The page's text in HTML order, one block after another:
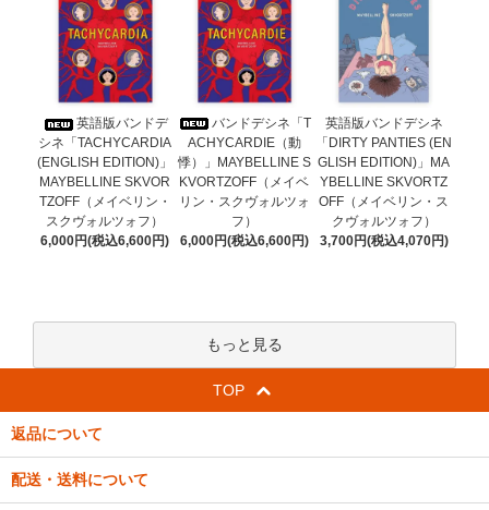
英語版バンドデ
シネ「TACHYCARDIA
(ENGLISH EDITION)」
MAYBELLINE SKVOR
TZOFF（メイベリン・
スクヴォルツォフ）
6,000円(税込6,600円)
バンドデシネ「T
ACHYCARDIE（動
悸）」MAYBELLINE S
KVORTZOFF（メイベ
リン・スクヴォルツォ
フ）
6,000円(税込6,600円)
英語版バンドデシネ
「DIRTY PANTIES (EN
GLISH EDITION)」MA
YBELLINE SKVORTZ
OFF（メイベリン・ス
クヴォルツォフ）
3,700円(税込4,070円)
もっと見る
TOP
返品について
配送・送料について